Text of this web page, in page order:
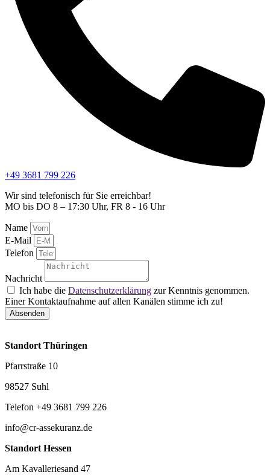
+49 3681 799 226
Wir sind telefonisch für Sie erreichbar!
MO bis DO 8 – 17:30 Uhr, FR 8 - 16 Uhr
Name
E-Mail
Telefon
Nachricht
Ich habe die Datenschutzerklärung zur Kenntnis genommen.
Einer Kontaktaufnahme auf allen Kanälen stimme ich zu!
Absenden
Standort Thüringen
Pfarrstraße 10
98527 Suhl
Telefon +49 3681 799 226
info@cr-assekuranz.de
Standort Hessen
Am Kavalleriesand 47